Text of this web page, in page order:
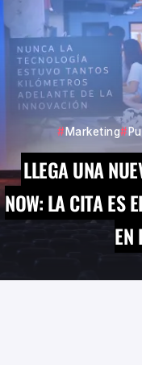
Marketing
LLEGA UNA
NOW: LA CITA ES
EN